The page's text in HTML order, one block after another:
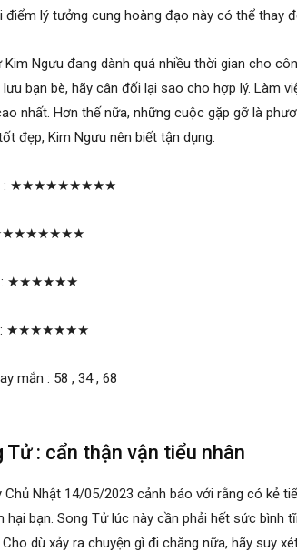
điểm lý tưởng cung hoàng đạo này có thể thay
Kim Ngưu đang dành quá nhiều thời gian cho
bạn bè, hãy cân đối lại sao cho hợp lý. Làm
nhất. Hơn thế nữa, những cuộc gặp gỡ là
đẹp, Kim Ngưu nên biết tận dụng.
★★★★★★★★★
★★★★★★
★★★★★★★
mắn : 58 , 34 , 68
Tử : cẩn thận vận tiểu nhân
Chủ Nhật 14/05/2023 cảnh báo với rằng có kẻ
hại bạn. Song Tử lúc này cần phải hết sức bình
dù xảy ra chuyện gì đi chăng nữa, hãy suy